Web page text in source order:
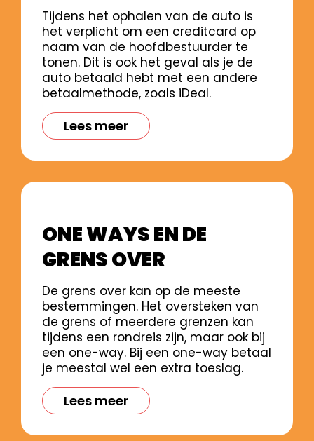
Tijdens het ophalen van de auto is
het verplicht om een creditcard op
naam van de hoofdbestuurder te
tonen. Dit is ook het geval als je de
auto betaald hebt met een andere
betaalmethode, zoals iDeal.
Lees meer
ONE WAYS EN DE
GRENS OVER
De grens over kan op de meeste
bestemmingen. Het oversteken van
de grens of meerdere grenzen kan
tijdens een rondreis zijn, maar ook bij
een one-way. Bij een one-way betaal
je meestal wel een extra toeslag.
Lees meer